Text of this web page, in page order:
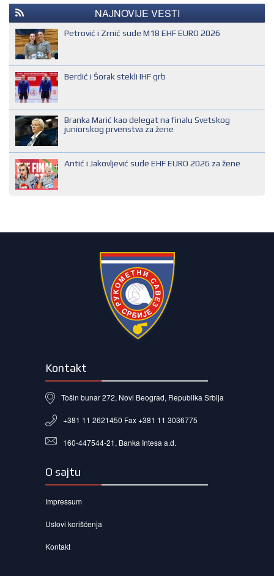
REGIONALNI KONTROLOR
IHF SUDIJA
MLADI EVROPSKI SUDIJA
NACIONALNI SUDIJA
REGIONALNI SUDIJA
SUDIJA DRUGE KATEGORIJE
SUDIJA OMLADINAC
SUDIJA PRVE KATEGORIJE
NAJNOVIJE VESTI
Petrović i Zrnić sude M18 EHF EURO 2026
Berdić i Šorak stekli IHF grb
Branka Marić kao delegat na finalu Svetskog
juniorskog prvenstva za žene
Antić i Jakovljević sude EHF EURO 2026 za žene
Kontakt
Tošin bunar 272, Novi Beograd, Republika Srbija
+381 11 2621450 Fax +381 11 3036775
160-447544-21, Banka Intesa a.d.
O sajtu
Impressum
Uslovi korišćenja
Kontakt